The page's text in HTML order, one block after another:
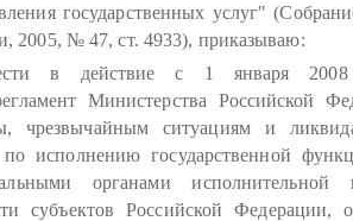
государственных услуг"
2005, № 47, ст. 4933), приказываю:
в действие с 1 января 2008
Министерства Российской
чрезвычайным ситуациям и
исполнению государственной
органами исполнительной
субъектов Российской Федерации,